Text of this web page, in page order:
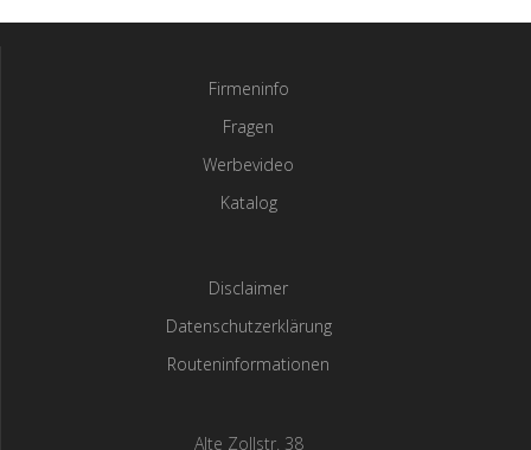
Firmeninfo
Fragen
Werbevideo
Katalog
Disclaimer
Datenschutzerklärung
Routeninformationen
Alte Zollstr. 38